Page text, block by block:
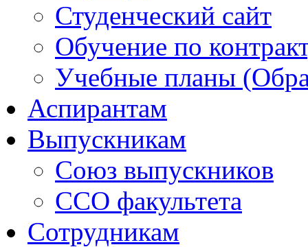
Студенческий сайт
Обучение по
Учебные планы
Аспирантам
Выпускникам
Союз выпускников
ССО факультета
Сотрудникам